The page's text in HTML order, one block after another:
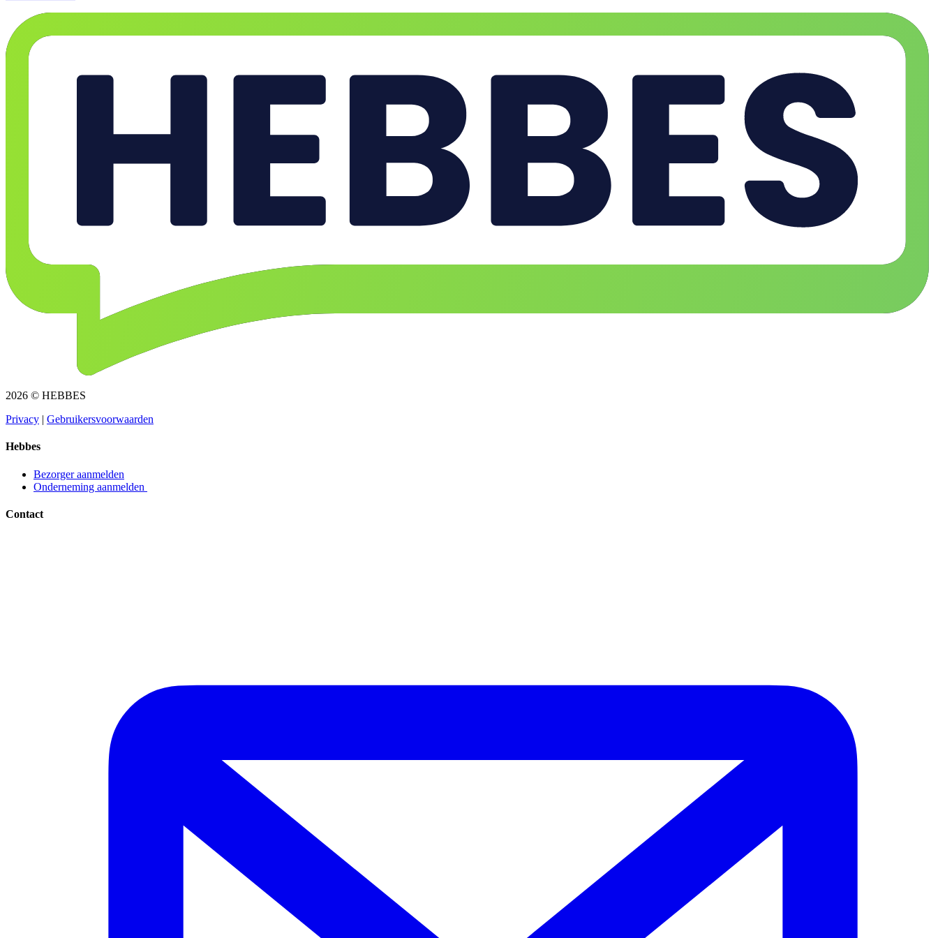
2026 © HEBBES
Privacy​​​​‌ ‍ ​‍​‍‌‍ ‌ ​‍‌‍‍‌‌‍‌ ‌‍‍‌‌‍ ‍​‍​‍​ ‍‍​‍​‍‌ ​ ‌‍​‌‌‍ ‍‌‍‍‌‌ ‌​‌ ‍‌​‍ ‍‌‍‍‌‌‍ ​‍​‍​‍ ​​‍​‍‌‍‍​‌ ​‍‌‍‌‌‌‍‌‍​‍​‍​ ‍‍​‍​‍‌‍‍​‌ ‌​‌ ‌​‌ ​​​ ‍‍​‍ ​‍ ‌‍ ​‌‍ ‌‍​ ‌‍​‌‌‍ ​‌‍‍​‌‍ ‌ ​ ‌ ‌​​ ‍‍​ ​ ​ ​ ​ ​ ​ ​ ​‍ ‌‍‍‌‌‍ ‍‌ ‌​‌‍‌‌‌‍ ‍‌ ‌​​‍ ‌‍‌‌‌‍‌​‌‍‍‌‌ ‌​​‍ ‌‍ ‌‌‍ ‌‍‌​‌‍‌‌​ ‌‌ ​​‌ ​‍‌‍‌‌‌ ​ ‌‍‌‌‌‍ ‍‌ ‌​‌‍​‌‌ ‌​‌‍‍‌‌‍ ‌‍ ‍​ ‍ ‌‍‍‌‌‍‌​​ ‌‌‍‌ ‌‍ ​‌‍ ‌‍​‍‌‍​‌‌‍ ​​ ‍ ‌ ‌​‌ ‍‌‌ ​​‌‍‌‌​ ‌‌‍‌ ‌‍ ​‌‍ ‌‍​‍‌‍​‌‌‍ ​​ ‍ ‌ ​​‌‍​‌‌ ‌​‌‍‍​​ ‌‌‍‌‍‌‍ ‌‍ ‌ ‌​‌‍‌‌‌ ​‍​‍ ‍‌‍ ​‌‍‌‌‌‍‌ ‌‍​‌‌‍ ​​‍‌‌​ ‌‌‌​​‍‌‌ ‌‍‍ ‌‍‌‌‌ ‍‌​‍‌‌​ ​ ‌​‌​​‍‌‌​ ​ ‌​‌​​‍‌‌​ ​‍​ ​‍​ ​‌​ ‍​‌‍‌‌​ ‌‍‌‍‌​‌‍‌‌‌‍‌‌​ ‌‍​ ​ ​ ‍‌​ ‌‌​ ‌​​‍‌‌​ ​‍​ ​‍​‍‌‌​ ‌‌‌​‌​​‍ ‍‌‍ ​‌‍​‌‌‍​‍‌‍‌‌‌‍ ​​ ‌‍​‍‌‍​‌‌ ​ ‌‍‌‌‌‌‌‌‌ ​‍‌‍ ​​ ‌‌‍‍​‌ ‌​‌ ‌​‌ ​​​‍‌‌​ ​ ‌​​‌​‍‌‌​ ​‍‌​‌‍​‍‌‌​ ​‍‌​‌‍‌‍ ​‌‍ ‌‍​ ‌‍​‌‌‍ ​‌‍‍​‌‍ ‌ ​ ‌ ‌​​‍‌‌​ ​ ‌​​‌​ ​ ​ ​ ​ ​ ​ ​ ​‍‌‍‌‍‍‌‌‍‌​​ ‌‌‍‌ ‌‍ ​‌‍ ‌‍​‍‌‍​‌‌‍ ​​‍‌‍‌ ‌​‌ ‍‌‌ ​​‌‍‌‌​ ‌‌‍‌ ‌‍ ​‌‍ ‌‍​‍‌‍​‌‌‍ ​​‍‌‍‌ ​​‌‍​‌‌ ‌​‌‍‍​​ ‌‌‍‌‍‌‍ ‌‍ ‌ ‌​‌‍‌‌‌ ​‍​‍ ‍‌‍ ​‌‍‌‌‌‍‌ ‌‍​‌‌‍ ​​‍‌‌​ ‌‌‌​​‍‌‌ ‌‍‍ ‌‍‌‌‌ ‍‌​‍‌‌​ ​ ‌​‌​​‍‌‌​ ​ ‌​‌​​‍‌‌​ ​‍​ ​‍​ ​‌​ ‍​‌‍‌‌​ ‌‍‌‍‌​‌‍‌‌‌‍‌‌​ ‌‍​ ​ ​ ‍‌​ ‌‌​ ‌​​‍‌‌​ ​‍​ ​‍​‍‌‌​ ‌‌‌​‌​​‍ ‍‌‍ ​‌‍​‌‌‍​‍‌‍‌‌‌‍ ​​‍‌‍‌ ​​‌‍‌‌‌ ​‍‌ ​ ‌ ​​‌‍‌‌‌‍​ ‌ ‌​‌‍‍‌‌ ‌‍‌‍‌‌​ ‌‌ ​​‌ ‌‌‌‍​‍‌‍ ​‌‍‍‌‌ ​ ‌‍‍​‌‍‌‌‌‍‌​​‍​‍‌ ‌ | Gebruikersvoorwaarden​​​​‌ ‍ ​‍​‍‌‍ ‌ ​‍‌‍‍‌‌‍‌ ‌‍‍‌‌‍ ‍​‍​‍​ ‍‍​‍​‍‌ ​ ‌‍​‌‌‍ ‍‌‍‍‌‌ ‌​‌ ‍‌​‍ ‍‌‍‍‌‌‍ ​‍​‍​‍ ​​‍​‍‌‍‍​‌ ​‍‌‍‌‌‌‍‌‍​‍​‍​ ‍‍​‍​‍‌‍‍​‌ ‌​‌ ‌​‌ ​​​ ‍‍​‍ ​‍ ‌‍ ​‌‍ ‌‍​ ‌‍​‌‌‍ ​‌‍‍​‌‍ ‌ ​ ‌ ‌​​ ‍‍​ ​ ​ ​ ​ ​ ​ ​ ​‍ ‌‍‍‌‌‍ ‍‌ ‌​‌‍‌‌‌‍ ‍‌ ‌​​‍ ‌‍‌‌‌‍‌​‌‍‍‌‌ ‌​​‍ ‌‍ ‌‌‍ ‌‍‌​‌‍‌‌​ ‌‌ ​​‌ ​‍‌‍‌‌‌ ​ ‌‍‌‌‌‍ ‍‌ ‌​‌‍​‌‌ ‌​‌‍‍‌‌‍ ‌‍ ‍​ ‍ ‌‍‍‌‌‍‌​​ ‌‌‍‌ ‌‍ ​‌‍ ‌‍​‍‌‍​‌‌‍ ​​ ‍ ‌ ‌​‌ ‍‌‌ ​​‌‍‌‌​ ‌‌‍‌ ‌‍ ​‌‍ ‌‍​‍‌‍​‌‌‍ ​​ ‍ ‌ ​​‌‍​‌‌ ‌​‌‍‍​​ ‌‌‍‌‍‌‍ ‌‍ ‌ ‌​‌‍‌‌‌ ​‍​‍ ‍‌‍ ​‌‍‌‌‌‍‌ ‌‍​‌‌‍ ​​‍‌‌​ ‌‌‌​​‍‌‌ ‌‍‍ ‌‍‌‌‌ ‍‌​‍‌‌​ ​ ‌​‌​​‍‌‌​ ​ ‌​‌​​‍‌‌​ ​‍​ ​‍​ ​​‌‍​ ‌‍‌‍​ ‌‍​ ‌​‌‍‌​​ ​ ‌‍‌‌​ ​ ​ ​‌​ ‍‌​ ​‍​‍‌‌​ ​‍​ ​‍​‍‌‌​ ‌‌‌​‌​​‍ ‍‌‍ ​‌‍​‌‌‍​‍‌‍‌‌‌‍ ​​ ‌‍​‍‌‍​‌‌ ​ ‌‍‌‌‌‌‌‌‌ ​‍‌‍ ​​ ‌‌‍‍​‌ ‌​‌ ‌​‌ ​​​‍‌‌​ ​ ‌​​‌​‍‌‌​ ​‍‌​‌‍​‍‌‌​ ​‍‌​‌‍‌‍ ​‌‍ ‌‍​ ‌‍​‌‌‍ ​‌‍‍​‌‍ ‌ ​ ‌ ‌​​‍‌‌​ ​ ‌​​‌​ ​ ​ ​ ​ ​ ​ ​ ​‍‌‍‌‍‍‌‌‍‌​​ ‌‌‍‌ ‌‍ ​‌‍ ‌‍​‍‌‍​‌‌‍ ​​‍‌‍‌ ‌​‌ ‍‌‌ ​​‌‍‌‌​ ‌‌‍‌ ‌‍ ​‌‍ ‌‍​‍‌‍​‌‌‍ ​​‍‌‍‌ ​​‌‍​‌‌ ‌​‌‍‍​​ ‌‌‍‌‍‌‍ ‌‍ ‌ ‌​‌‍‌‌‌ ​‍​‍ ‍‌‍ ​‌‍‌‌‌‍‌ ‌‍​‌‌‍ ​​‍‌‌​ ‌‌‌​​‍‌‌ ‌‍‍ ‌‍‌‌‌ ‍‌​‍‌‌​ ​ ‌​‌​​‍‌‌​ ​ ‌​‌​​‍‌‌​ ​‍​ ​‍​ ​​‌‍​ ‌‍‌‍​ ‌‍​ ‌​‌‍‌​​ ​ ‌‍‌‌​ ​ ​ ​‌​ ‍‌​ ​‍​‍‌‌​ ​‍​ ​‍​‍‌‌​ ‌‌‌​‌​​‍ ‍‌‍ ​‌‍​‌‌‍​‍‌‍‌‌‌‍ ​​‍‌‍‌ ​​‌‍‌‌‌ ​‍‌ ​ ‌ ​​‌‍‌‌‌‍​ ‌ ‌​‌‍‍‌‌ ‌‍‌‍‌‌​ ‌‌ ​​‌ ‌‌‌‍​‍‌‍ ​‌‍‍‌‌ ​ ‌‍‍​‌‍‌‌‌‍‌​​‍​‍‌ ‌
Hebbes
Bezorger aanmelden​​​​‌ ‍ ​‍​‍‌‍ ‌ ​‍‌‍‍‌‌‍‌ ‌‍‍‌‌‍ ‍​‍​‍​ ‍‍​‍​‍‌ ​ ‌‍​‌‌‍ ‍‌‍‍‌‌ ‌​‌ ‍‌​‍ ‍‌‍‍‌‌‍ ​‍​‍​‍ ​​‍​‍‌‍‍​‌ ​‍‌‍‌‌‌‍‌‍​‍​‍​ ‍‍​‍​‍‌‍‍​‌ ‌​‌ ‌​‌ ​​​ ‍‍​‍ ​‍ ‌‍ ​‌‍ ‌‍​ ‌‍​‌‌‍ ​‌‍‍​‌‍ ‌ ​ ‌ ‌​​ ‍‍​ ​ ​ ​ ​ ​ ​ ​ ​‍ ‌‍‍‌‌‍ ‍‌ ‌​‌‍‌‌‌‍ ‍‌ ‌​​‍ ‌‍‌‌‌‍‌​‌‍‍‌‌ ‌​​‍ ‌‍ ‌‌‍ ‌‍‌​‌‍‌‌​ ‌‌ ​​‌ ​‍‌‍‌‌‌ ​ ‌‍‌‌‌‍ ‍‌ ‌​‌‍​‌‌ ‌​‌‍‍‌‌‍ ‌‍ ‍​ ‍ ‌‍‍‌‌‍‌​​ ‌‌‍‌ ‌‍ ​‌‍ ‌‍​‍‌‍​‌‌‍ ​​ ‍ ‌ ‌​‌ ‍‌‌ ​​‌‍‌‌​ ‌‌‍‌ ‌‍ ​‌‍ ‌‍​‍‌‍​‌‌‍ ​​ ‍ ‌ ​​‌‍​‌‌ ‌​‌‍‍​​ ‌‌‍‌‍‌‍ ‌‍ ‌ ‌​‌‍‌‌‌ ​‍​‍ ‍‌ ​​‌‍​‌‌‍‌ ‌‍‌‌‌ ​ ​‍‌‌​ ‌‌‌​​‍‌‌ ‌‍‍ ‌‍‌‌‌ ‍‌​‍‌‌​ ​ ‌​‌​​‍‌‌​ ​ ‌​‌​​‍‌‌​ ​‍​ ​‍​ ‌ ​ ​‌‌‍​‍‌‍​ ​ ‌‌​ ‌ ​ ​‌​ ​‍​ ‌​​ ​​‌‍‌‌​ ‍‌​‍‌‌​ ​‍​ ​‍​‍‌‌​ ‌‌‌​‌​​‍ ‍‌‍ ​‌‍​‌‌‍​‍‌‍‌‌‌‍ ​​ ‌‍​‍‌‍​‌‌ ​ ‌‍‌‌‌‌‌‌‌ ​‍‌‍ ​​ ‌‌‍‍​‌ ‌​‌ ‌​‌ ​​​‍‌‌​ ​ ‌​​‌​‍‌‌​ ​‍‌​‌‍​‍‌‌​ ​‍‌​‌‍‌‍ ​‌‍ ‌‍​ ‌‍​‌‌‍ ​‌‍‍​‌‍ ‌ ​ ‌ ‌​​‍‌‌​ ​ ‌​​‌​ ​ ​ ​ ​ ​ ​ ​ ​‍‌‍‌‍‍‌‌‍‌​​ ‌‌‍‌ ‌‍ ​‌‍ ‌‍​‍‌‍​‌‌‍ ​​‍‌‍‌ ‌​‌ ‍‌‌ ​​‌‍‌‌​ ‌‌‍‌ ‌‍ ​‌‍ ‌‍​‍‌‍​‌‌‍ ​​‍‌‍‌ ​​‌‍​‌‌ ‌​‌‍‍​​ ‌‌‍‌‍‌‍ ‌‍ ‌ ‌​‌‍‌‌‌ ​‍​‍ ‍‌ ​​‌‍​‌‌‍‌ ‌‍‌‌‌ ​ ​‍‌‌​ ‌‌‌​​‍‌‌ ‌‍‍ ‌‍‌‌‌ ‍‌​‍‌‌​ ​ ‌​‌​​‍‌‌​ ​ ‌​‌​​‍‌‌​ ​‍​ ​‍​ ‌ ​ ​‌‌‍​‍‌‍​ ​ ‌‌​ ‌ ​ ​‌​ ​‍​ ‌​​ ​​‌‍‌‌​ ‍‌​‍‌‌​ ​‍​ ​‍​‍‌‌​ ‌‌‌​‌​​‍ ‍‌‍ ​‌‍​‌‌‍​‍‌‍‌‌‌‍ ​​‍‌‍‌ ​​‌‍‌‌‌ ​‍‌ ​ ‌ ​​‌‍‌‌‌‍​ ‌ ‌​‌‍‍‌‌ ‌‍‌‍‌‌​ ‌‌ ​​‌ ‌‌‌‍​‍‌‍ ​‌‍‍‌‌ ​ ‌‍‍​‌‍‌‌‌‍‌​​‍​‍‌ ‌
Onderneming aanmelden ​​​​‌ ‍ ​‍​‍‌‍ ‌ ​‍‌‍‍‌‌‍‌ ‌‍‍‌‌‍ ‍​‍​‍​ ‍‍​‍​‍‌ ​ ‌‍​‌‌‍ ‍‌‍‍‌‌ ‌​‌ ‍‌​‍ ‍‌‍‍‌‌‍ ​‍​‍​‍ ​​‍​‍‌‍‍​‌ ​‍‌‍‌‌‌‍‌‍​‍​‍​ ‍‍​‍​‍‌‍‍​‌ ‌​‌ ‌​‌ ​​​ ‍‍​‍ ​‍ ‌‍ ​‌‍ ‌‍​ ‌‍​‌‌‍ ​‌‍‍​‌‍ ‌ ​ ‌ ‌​​ ‍‍​ ​ ​ ​ ​ ​ ​ ​ ​‍ ‌‍‍‌‌‍ ‍‌ ‌​‌‍‌‌‌‍ ‍‌ ‌​​‍ ‌‍‌‌‌‍‌​‌‍‍‌‌ ‌​​‍ ‌‍ ‌‌‍ ‌‍‌​‌‍‌‌​ ‌‌ ​​‌ ​‍‌‍‌‌‌ ​ ‌‍‌‌‌‍ ‍‌ ‌​‌‍​‌‌ ‌​‌‍‍‌‌‍ ‌‍ ‍​ ‍ ‌‍‍‌‌‍‌​​ ‌‌‍‌ ‌‍ ​‌‍ ‌‍​‍‌‍​‌‌‍ ​​ ‍ ‌ ‌​‌ ‍‌‌ ​​‌‍‌‌​ ‌‌‍‌ ‌‍ ​‌‍ ‌‍​‍‌‍​‌‌‍ ​​ ‍ ‌ ​​‌‍​‌‌ ‌​‌‍‍​​ ‌‌‍‌‍‌‍ ‌‍ ‌ ‌​‌‍‌‌‌ ​‍​‍ ‍‌ ​​‌‍​‌‌‍‌ ‌‍‌‌‌ ​ ​‍‌‌​ ‌‌‌​​‍‌‌ ‌‍‍ ‌‍‌‌‌ ‍‌​‍‌‌​ ​ ‌​‌​​‍‌‌​ ​ ‌​‌​​‍‌‌​ ​‍​ ​‍​ ‌ ​ ‌ ​ ‍‌​ ​ ​ ​‌‌‍​ ‌‍​‌​ ‌‍​ ​‌‌‍​‍​ ‌‍‌‍​ ​‍‌‌​ ​‍​ ​‍​‍‌‌​ ‌‌‌​‌​​‍ ‍‌‍ ​‌‍​‌‌‍​‍‌‍‌‌‌‍ ​​ ‌‍​‍‌‍​‌‌ ​ ‌‍‌‌‌‌‌‌‌ ​‍‌‍ ​​ ‌‌‍‍​‌ ‌​‌ ‌​‌ ​​​‍‌‌​ ​ ‌​​‌​‍‌‌​ ​‍‌​‌‍​‍‌‌​ ​‍‌​‌‍‌‍ ​‌‍ ‌‍​ ‌‍​‌‌‍ ​‌‍‍​‌‍ ‌ ​ ‌ ‌​​‍‌‌​ ​ ‌​​‌​ ​ ​ ​ ​ ​ ​ ​ ​‍‌‍‌‍‍‌‌‍‌​​ ‌‌‍‌ ‌‍ ​‌‍ ‌‍​‍‌‍​‌‌‍ ​​‍‌‍‌ ‌​‌ ‍‌‌ ​​‌‍‌‌​ ‌‌‍‌ ‌‍ ​‌‍ ‌‍​‍‌‍​‌‌‍ ​​‍‌‍‌ ​​‌‍​‌‌ ‌​‌‍‍​​ ‌‌‍‌‍‌‍ ‌‍ ‌ ‌​‌‍‌‌‌ ​‍​‍ ‍‌ ​​‌‍​‌‌‍‌ ‌‍‌‌‌ ​ ​‍‌‌​ ‌‌‌​​‍‌‌ ‌‍‍ ‌‍‌‌‌ ‍‌​‍‌‌​ ​ ‌​‌​​‍‌‌​ ​ ‌​‌​​‍‌‌​ ​‍​ ​‍​ ‌ ​ ‌ ​ ‍‌​ ​ ​ ​‌‌‍​ ‌‍​‌​ ‌‍​ ​‌‌‍​‍​ ‌‍‌‍​ ​‍‌‌​ ​‍​ ​‍​‍‌‌​ ‌‌‌​‌​​‍ ‍‌‍ ​‌‍​‌‌‍​‍‌‍‌‌‌‍ ​​‍‌‍‌ ​​‌‍‌‌‌ ​‍‌ ​ ‌ ​​‌‍‌‌‌‍​ ‌ ‌​‌‍‍‌‌ ‌‍‌‍‌‌​ ‌‌ ​​‌ ‌‌‌‍​‍‌‍ ​‌‍‍‌‌ ​ ‌‍‍​‌‍‌‌‌‍‌​​‍​‍‌ ‌
Contact